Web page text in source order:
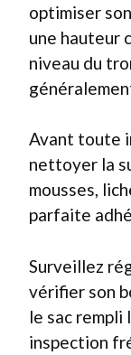
optimiser
une hauteur
niveau du
Avant toute
nettoyer la
mousses,
parfaite
Surveillez
vérifier son
le sac rempli
inspection